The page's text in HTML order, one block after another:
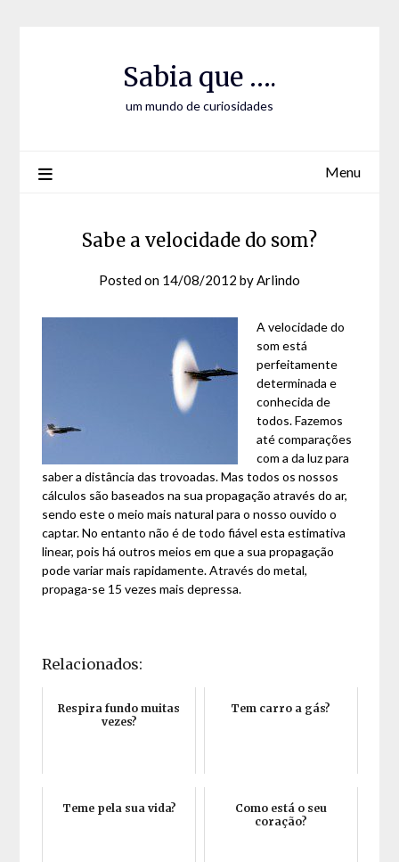
Sabia que ….
um mundo de curiosidades
Menu
Sabe a velocidade do som?
Posted on 14/08/2012 byArlindo
A velocidade do
som está
perfeitamente
determinada e
conhecida de
todos. Fazemos
até comparações
com a da luz para
saber a distância das trovoadas. Mas todos os nossos
cálculos são baseados na sua propagação através do ar,
sendo este o meio mais natural para o nosso ouvido o
captar. No entanto não é de todo fiável esta estimativa
linear, pois há outros meios em que a sua propagação
pode variar mais rapidamente. Através do metal,
propaga-se 15 vezes mais depressa.
Relacionados:
Respira fundo muitas
vezes?
Tem carro a gás?
Teme pela sua vida?
Como está o seu
coração?